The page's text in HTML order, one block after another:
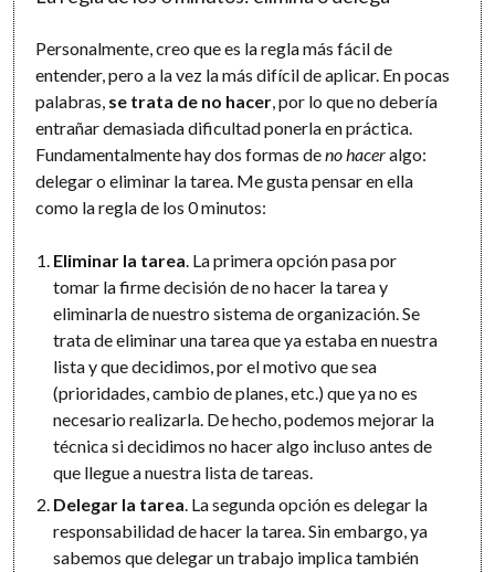
Personalmente, creo que es la regla más fácil de
entender, pero a la vez la más difícil de aplicar. En pocas
palabras, se trata de no hacer, por lo que no debería
entrañar demasiada dificultad ponerla en práctica.
Fundamentalmente hay dos formas deno haceralgo:
delegar o eliminar la tarea. Me gusta pensar en ella
como la regla de los 0 minutos:
Eliminar la tarea. La primera opción pasa por
tomar la firme decisión de no hacer la tarea y
eliminarla de nuestro sistema de organización. Se
trata de eliminar una tarea que ya estaba en nuestra
lista y que decidimos, por el motivo que sea
(prioridades, cambio de planes, etc.) que ya no es
necesario realizarla. De hecho, podemos mejorar la
técnica si decidimos no hacer algo incluso antes de
que llegue a nuestra lista de tareas.
Delegar la tarea. La segunda opción es delegar la
responsabilidad de hacer la tarea. Sin embargo, ya
sabemos que delegar un trabajo implica también